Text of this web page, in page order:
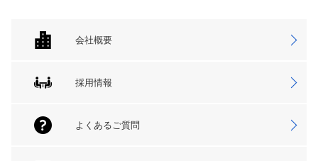
会社概要
採用情報
よくあるご質問